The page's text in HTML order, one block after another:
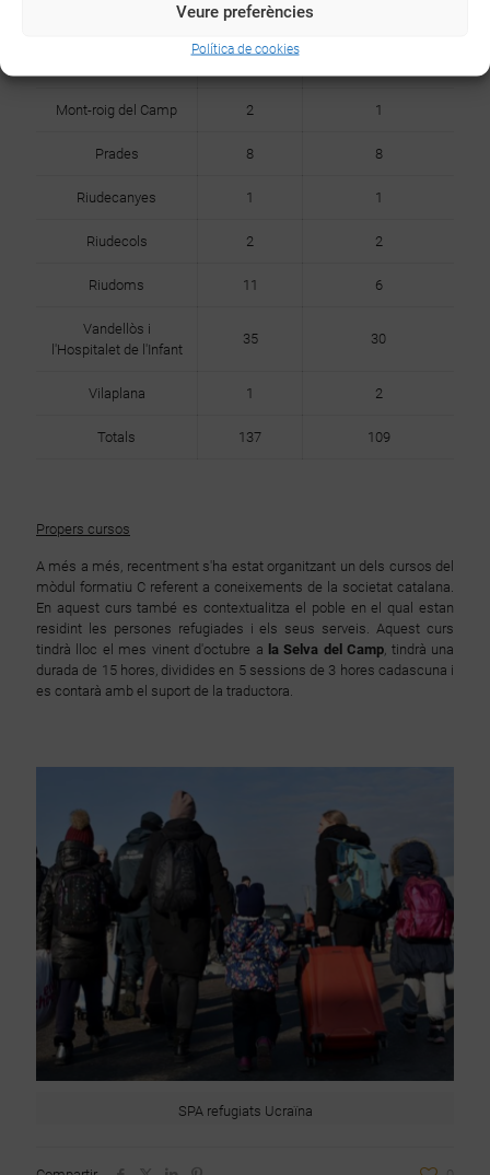
Veure preferències
Política de cookies
Les Borges del Camp 1
Mont-roig del Camp 2 1
Prades 8 8
Riudecanyes 1 1
Riudecols 2 2
Riudoms 11 6
Vandellòs i
l'Hospitalet de l'Infant
35 30
Vilaplana 1 2
Totals 137 109
Propers cursos
A més a més, recentment s'ha estat organitzant un dels cursos del
mòdul formatiu C referent a coneixements de la societat catalana.
En aquest curs també es contextualitza el poble en el qual estan
residint les persones refugiades i els seus serveis. Aquest curs
tindrà lloc el mes vinent d'octubre a la Selva del Camp, tindrà una
durada de 15 hores, dividides en 5 sessions de 3 hores cadascuna i
es contarà amb el suport de la traductora.
SPA refugiats Ucraïna